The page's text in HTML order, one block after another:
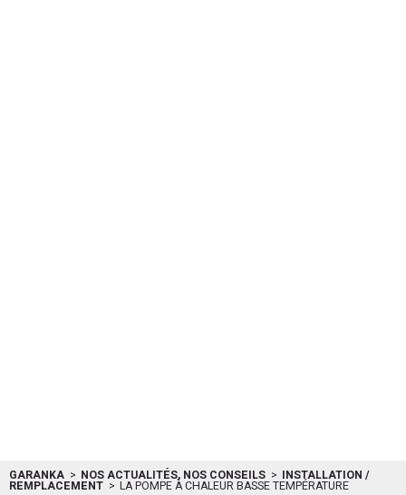
GARANKA NOS ACTUALITÉS, NOS CONSEILS INSTALLATION /
REMPLACEMENT LA POMPE À CHALEUR BASSE TEMPÉRATURE